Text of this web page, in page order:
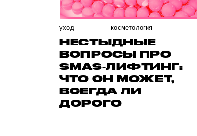
уход косметология
НЕСТЫДНЫЕ
ВОПРОСЫ ПРО
SMAS-ЛИФТИНГ:
ЧТО ОН МОЖЕТ,
ВСЕГДА ЛИ
ДОРОГО